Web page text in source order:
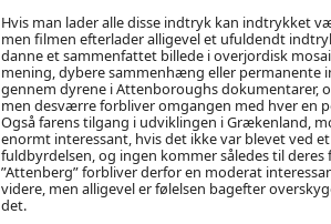
Hvis man lader alle disse indtryk kan indtrykket
men filmen efterlader alligevel et ufuldendt
danne et sammenfattet billede i overjordisk
mening, dybere sammenhæng eller permanente
gennem dyrene i Attenboroughs dokumentarer,
men desværre forbliver omgangen med hver en
Også farens tilgang i udviklingen i Grækenland,
enormt interessant, hvis det ikke var blevet ved
fuldbyrdelsen, og ingen kommer således til deres
”Attenberg” forbliver derfor en moderat
videre, men alligevel er følelsen bagefter
det.